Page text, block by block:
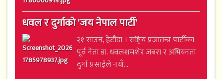
धवल र दुर्गाको 'जय नेपाल पार्टी'
२१ साउन, हेटौंडा । राष्ट्रिय प्रजातन्त्र पार्टीका
पूर्व नेता डा. धवलशमशेर जबरा र अभियनता
दुर्गा प्रसाईंले नयाँ...